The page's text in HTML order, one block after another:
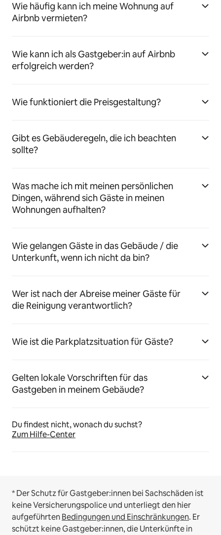
Wie häufig kann ich meine Wohnung auf
Airbnb vermieten?
Wie kann ich als Gastgeber:in auf Airbnb
erfolgreich werden?
Wie funktioniert die Preisgestaltung?
Gibt es Gebäuderegeln, die ich beachten
sollte?
Was mache ich mit meinen persönlichen
Dingen, während sich Gäste in meinen
Wohnungen aufhalten?
Wie gelangen Gäste in das Gebäude / die
Unterkunft, wenn ich nicht da bin?
Wer ist nach der Abreise meiner Gäste für
die Reinigung verantwortlich?
Wie ist die Parkplatzsituation für Gäste?
Gelten lokale Vorschriften für das
Gastgeben in meinem Gebäude?
Du findest nicht, wonach du suchst?
Zum Hilfe-Center
* Der Schutz für Gastgeber:innen bei Sachschäden ist
keine Versicherungspolice und unterliegt den hier
aufgeführtenBedingungen und Einschränkungen. Er
schützt keine Gastgeber:innen, die Unterkünfte in